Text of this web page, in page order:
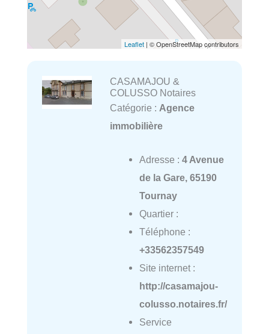
Leaflet | © OpenStreetMap contributors
CASAMAJOU &
COLUSSO Notaires
Catégorie : Agence
immobilière
Adresse : 4 Avenue
de la Gare, 65190
Tournay
Quartier :
Téléphone :
+33562357549
Site internet :
http://casamajou-
colusso.notaires.fr/
Service